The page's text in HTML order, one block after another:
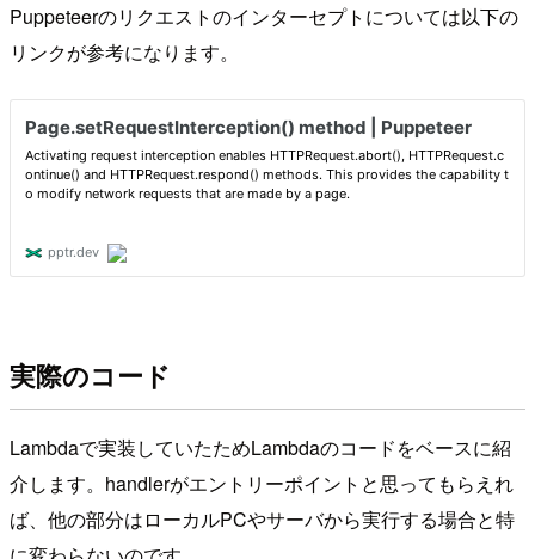
Puppeteerのリクエストのインターセプトについては以下の
リンクが参考になります。
実際のコード
Lambdaで実装していたためLambdaのコードをベースに紹
介します。handlerがエントリーポイントと思ってもらえれ
ば、他の部分はローカルPCやサーバから実行する場合と特